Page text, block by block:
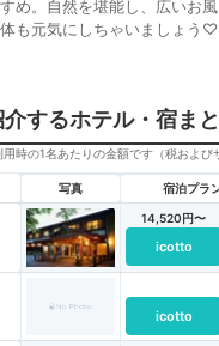
め。自然を堪能し、広いお
も元気にしちゃいましょう♡
するホテル・宿ま
時の1名あたりの金額です（税および
写真 宿泊プラ
14,520円〜
icotto
icotto